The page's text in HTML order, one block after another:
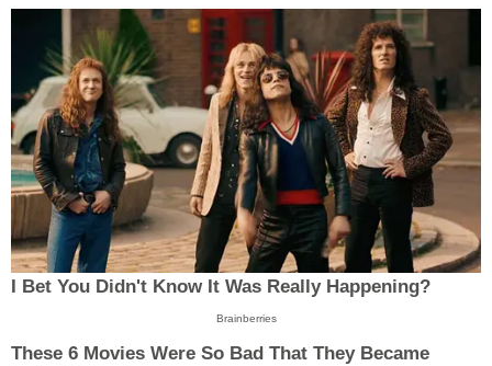
I Bet You Didn't Know It Was Really Happening?
Brainberries
These 6 Movies Were So Bad That They Became